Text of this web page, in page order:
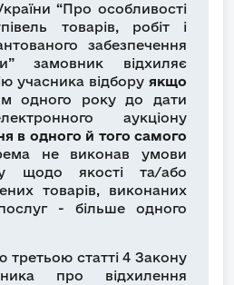
“Про особливості
товарів, робіт і
забезпечення
замовник відхиляє
учасника відбору якщо
одного року до дати
аукціону
в одного й того самого
не виконав умови
щодо якості та/або
товарів, виконаних
- більше одного
третьою статті 4 Закону
про відхилення